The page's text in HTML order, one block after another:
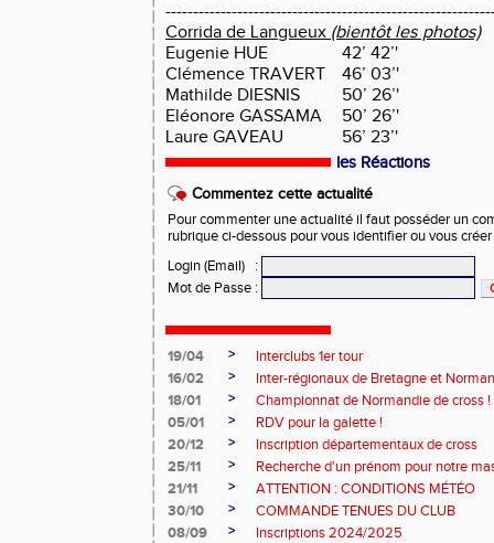
Corrida de Langueux (bientôt les photos)
Eugenie HUE
42’ 42’'
Clémence TRAVERT
46’ 03’'
Mathilde DIESNIS
50’ 26’'
Eléonore GASSAMA
50’ 26’'
Laure GAVEAU
56’ 23’'
les Réactions
Commentez cette actualité
Pour commenter une actualité il faut posséder un
rubrique ci-dessous pour vous identifier ou vous
Login (Email)
:
Mot de Passe :
19/04 >
Interclubs 1er tour
16/02
>
Inter-régionaux de Bretagne et
18/01
>
Championnat de Normandie de cross !
05/01
>
RDV pour la galette !
20/12
>
Inscription départementaux de cross
25/11
>
Recherche d'un prénom pour notre
21/11
>
ATTENTION : CONDITIONS MÉTÉO
30/10
>
COMMANDE TENUES DU CLUB
08/09
>
Inscriptions 2024/2025